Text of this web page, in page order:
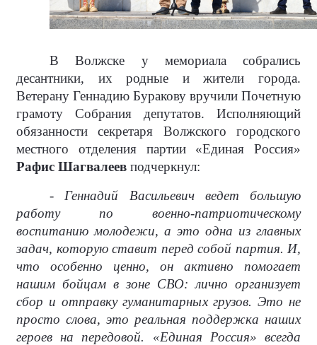
В Волжске у мемориала собрались
десантники, их родные и жители города.
Ветерану Геннадию Буракову вручили Почетную
грамоту Собрания депутатов. Исполняющий
обязанности секретаря Волжского городского
местного отделения партии «Единая Россия»
Рафис Шагвалеев подчеркнул:
- Геннадий Васильевич ведет большую
работу по военно-патриотическому
воспитанию молодежи, а это одна из главных
задач, которую ставит перед собой партия. И,
что особенно ценно, он активно помогает
нашим бойцам в зоне СВО: лично организует
сбор и отправку гуманитарных грузов. Это не
просто слова, это реальная поддержка наших
героев на передовой. «Единая Россия» всегда